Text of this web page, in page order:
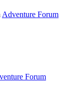
Adventure Forum
Forum